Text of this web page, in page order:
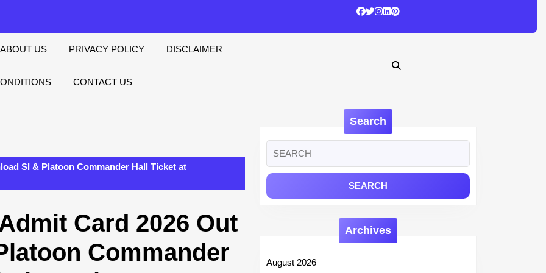
ABOUT US PRIVACY POLICY DISCLAIMER
CONTACT US
SI & Platoon Commander Hall Ticket at
Card 2026 Out
Commander
Search
for:
Archives
August 2026